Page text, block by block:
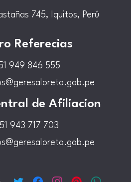
745, Iquitos, Perú
Referecias
949 846 555
de Afiliacion
943 717 703